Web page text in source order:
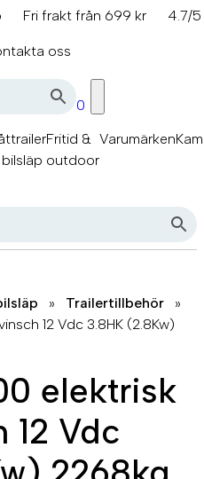
Fri frakt från 699 kr
4.7/
oss
0
Fritid &
outdoor
Varumärken
» Trailertillbehör
»
12 Vdc 3.8HK (2.8Kw)
elektrisk
12 Vdc